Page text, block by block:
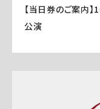
【当日券のご案内】
公演